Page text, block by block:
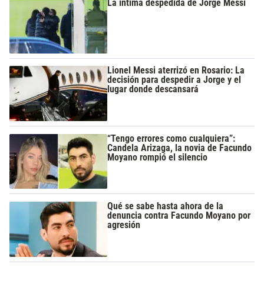
La íntima despedida de Jorge Messi
Lionel Messi aterrizó en Rosario: La
decisión para despedir a Jorge y el
lugar donde descansará
“Tengo errores como cualquiera”:
Candela Arizaga, la novia de Facundo
Moyano rompió el silencio
Qué se sabe hasta ahora de la
denuncia contra Facundo Moyano por
agresión